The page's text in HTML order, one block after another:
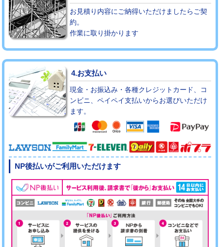
お見積り内容にご納得いただけましたらご契
約。
作業に取り掛かります
4.お支払い
現金・お振込み・各種クレジットカード、コ
ンビニ、ペイペイ支払いからお選びいただけ
ます。
NP後払いがご利用いただけます